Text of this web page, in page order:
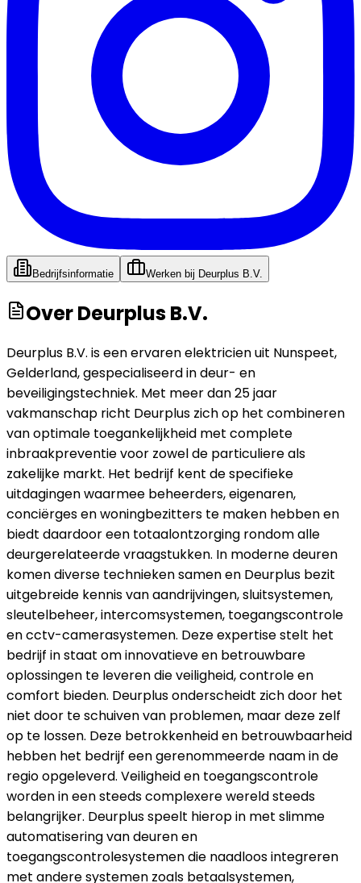
Bedrijfsinformatie Werken bij Deurplus B.V.
OverDeurplus B.V.
Deurplus B.V. is een ervaren elektricien uit Nunspeet,
Gelderland, gespecialiseerd in deur- en
beveiligingstechniek. Met meer dan 25 jaar
vakmanschap richt Deurplus zich op het combineren
van optimale toegankelijkheid met complete
inbraakpreventie voor zowel de particuliere als
zakelijke markt. Het bedrijf kent de specifieke
uitdagingen waarmee beheerders, eigenaren,
conciërges en woningbezitters te maken hebben en
biedt daardoor een totaalontzorging rondom alle
deurgerelateerde vraagstukken. In moderne deuren
komen diverse technieken samen en Deurplus bezit
uitgebreide kennis van aandrijvingen, sluitsystemen,
sleutelbeheer, intercomsystemen, toegangscontrole
en cctv-camerasystemen. Deze expertise stelt het
bedrijf in staat om innovatieve en betrouwbare
oplossingen te leveren die veiligheid, controle en
comfort bieden. Deurplus onderscheidt zich door het
niet door te schuiven van problemen, maar deze zelf
op te lossen. Deze betrokkenheid en betrouwbaarheid
hebben het bedrijf een gerenommeerde naam in de
regio opgeleverd. Veiligheid en toegangscontrole
worden in een steeds complexere wereld steeds
belangrijker. Deurplus speelt hierop in met slimme
automatisering van deuren en
toegangscontrolesystemen die naadloos integreren
met andere systemen zoals betaalsystemen,